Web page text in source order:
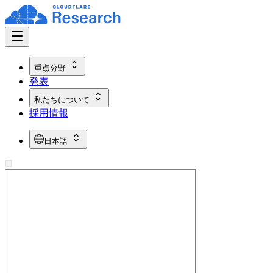
重点分野
発表
私たちについて
採用情報
日本語